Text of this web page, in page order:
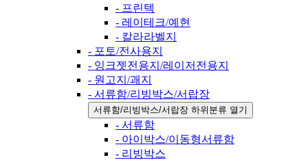
- 프린텍
- 레이테크/예현
- 칼라라벨지
- 포토/전사용지
- 잉크젯전용지/레이저전용지
- 원고지/괘지
- 서류함/리빙박스/서랍장
서류함/리빙박스/서랍장 하위분류 열기
- 서류함
- 아이박스/이동형서류함
- 리빙박스